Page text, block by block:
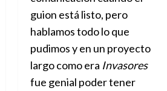
guion está listo, pero
hablamos todo lo que
pudimos y en un proyecto
largo como era Invasores
fue genial poder tener